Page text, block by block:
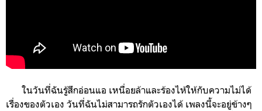
ในวันที่ฉันรู้สึกอ่อนแอ เหนื่อยล้าและร้องไห้ให้กับความไม่ได้
เรื่องของตัวเอง วันที่ฉันไม่สามารถรักตัวเองได้ เพลงนี้จะอยู่ข้างๆ